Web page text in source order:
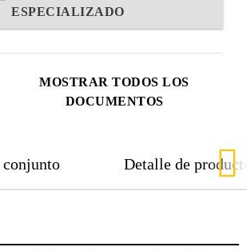
MOSTRAR TODOS LOS
DOCUMENTOS
ESPECIALIZADO
Detalle de